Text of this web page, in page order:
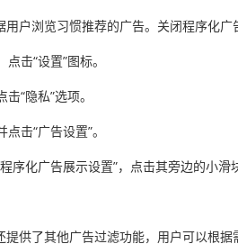
户浏览习惯推荐的广告。关闭程序化广
击“设置”图标。
“隐私”选项。
击“广告设置”。
序化广告展示设置”，点击其旁边的小滑
供了其他广告过滤功能，用户可以根据